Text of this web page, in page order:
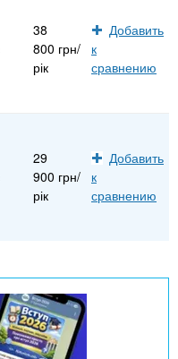
38
800 грн/
рік
Добавить
к
сравнению
29
900 грн/
рік
Добавить
к
сравнению